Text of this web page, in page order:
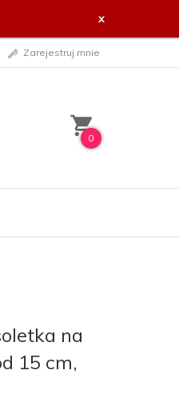
x
Zarejestruj mnie
0
na
15 cm,